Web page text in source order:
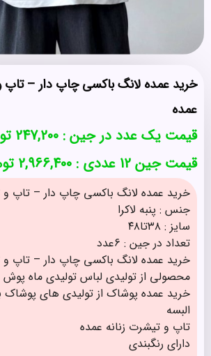
خرید عمده لانگ باکسی چاپ دار – تاپ
عمده
قیمت یک عدد در جین : 247,200
قیمت جین 12 عددی : 2,966,400 تومان
خرید عمده لانگ باکسی چاپ دار – تاپ و
جنس : پنبه لاکرا
سایز : ۳۸تا۴۸
تعداد در جین : 6عدد
خرید عمده لانگ باکسی چاپ دار – تاپ و
محصولی از تولیدی لباس تولیدی ماه پوش
خرید عمده پوشاک از تولیدی های
البسه
تاپ و تیشرت زنانه عمده
دارای رنگبندی